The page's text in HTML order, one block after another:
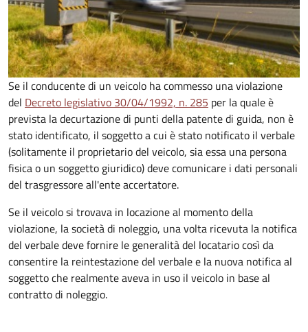
Se il conducente di un veicolo ha commesso una violazione
del Decreto legislativo 30/04/1992, n. 285 per la quale è
prevista la decurtazione di punti della patente di guida, non è
stato identificato, il soggetto a cui è stato notificato il verbale
(solitamente il proprietario del veicolo, sia essa una persona
fisica o un soggetto giuridico) deve comunicare i dati personali
del trasgressore all'ente accertatore.
Se il veicolo si trovava in locazione al momento della
violazione, la società di noleggio, una volta ricevuta la notifica
del verbale deve fornire le generalità del locatario così da
consentire la reintestazione del verbale e la nuova notifica al
soggetto che realmente aveva in uso il veicolo in base al
contratto di noleggio.